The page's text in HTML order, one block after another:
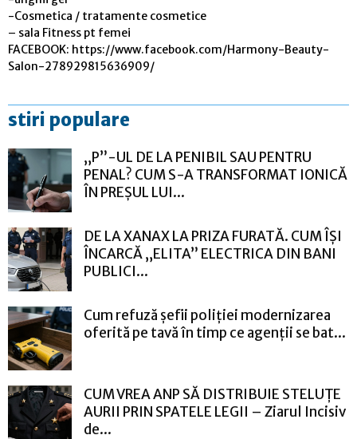
-Cosmetica / tratamente cosmetice
– sala Fitness pt femei
FACEBOOK: https://www.facebook.com/Harmony-Beauty-
Salon-278929815636909/
stiri populare
„P”-UL DE LA PENIBIL SAU PENTRU
PENAL? CUM S-A TRANSFORMAT IONICĂ
ÎN PREȘUL LUI...
DE LA XANAX LA PRIZA FURATĂ. CUM ÎȘI
ÎNCARCĂ „ELITA” ELECTRICA DIN BANI
PUBLICI...
Cum refuză șefii poliției modernizarea
oferită pe tavă în timp ce agenții se bat...
CUM VREA ANP SĂ DISTRIBUIE STELUȚE
AURII PRIN SPATELE LEGII – Ziarul Incisiv
de...